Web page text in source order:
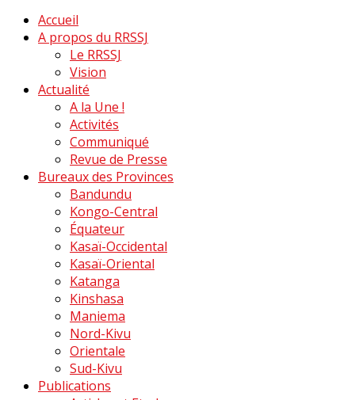
Accueil
A propos du RRSSJ
Le RRSSJ
Vision
Actualité
A la Une !
Activités
Communiqué
Revue de Presse
Bureaux des Provinces
Bandundu
Kongo-Central
Équateur
Kasaï-Occidental
Kasaï-Oriental
Katanga
Kinshasa
Maniema
Nord-Kivu
Orientale
Sud-Kivu
Publications